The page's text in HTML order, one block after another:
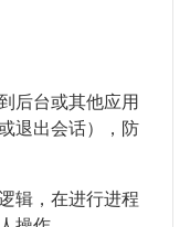
后台或其他应用
退出会话），防
辑，在进行进程